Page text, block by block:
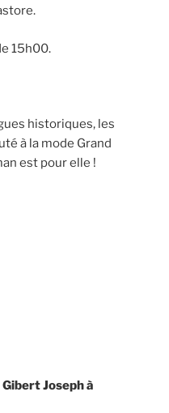
15h00.
historiques, les
à la mode Grand
est pour elle !
Joseph à